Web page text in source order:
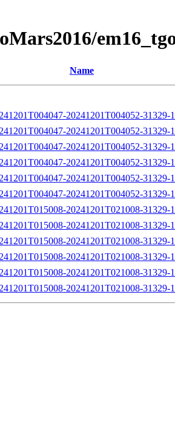
Name
20241201T004052-
20241201T004052-31329-
20241201T004052-31329-
20241201T004052-31329-
20241201T004052-31329-
20241201T004052-31329-
20241201T021008-
20241201T021008-31329-
20241201T021008-31329-
20241201T021008-31329-
20241201T021008-31329-
20241201T021008-31329-